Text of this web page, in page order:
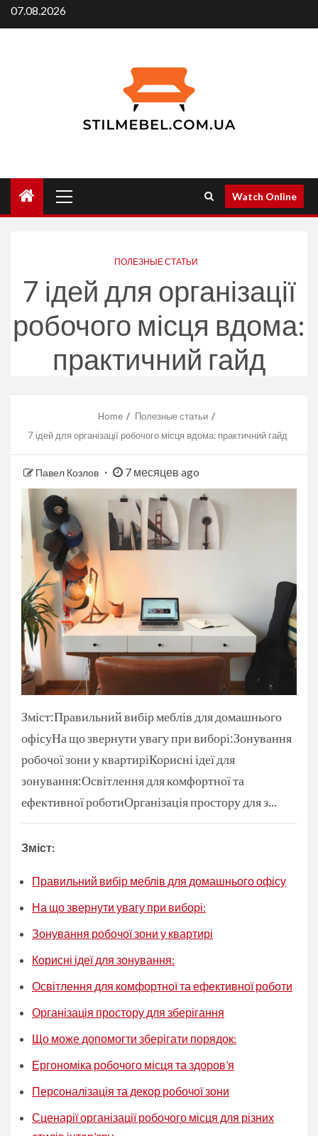
Skip
to
07.08.2026
Menu
Watch Online
ПОЛЕЗНЫЕ СТАТЬИ
7 ідей для організації
робочого місця вдома:
практичний гайд
Home
Полезные статьи
7 ідей для організації робочого місця вдома: практичний гайд
Павел Козлов 7 месяцев ago
Зміст:Правильний вибір меблів для домашнього
офісуНа що звернути увагу при виборі:Зонування
робочої зони у квартиріКорисні ідеї для
зонування:Освітлення для комфортної та
ефективної роботиОрганізація простору для з...
Зміст:
Правильний вибір меблів для домашнього офісу
На що звернути увагу при виборі:
Зонування робочої зони у квартирі
Корисні ідеї для зонування:
Освітлення для комфортної та ефективної роботи
Організація простору для зберігання
Що може допомогти зберігати порядок:
Ергономіка робочого місця та здоров’я
Персоналізація та декор робочої зони
Сценарії організації робочого місця для різних